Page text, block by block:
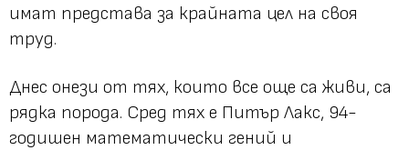
имат представа за крайната цел на своя
труд.
Днес онези от тях, които все още са живи, са
рядка порода. Сред тях е Питър Лакс, 94-
годишен математически гений и